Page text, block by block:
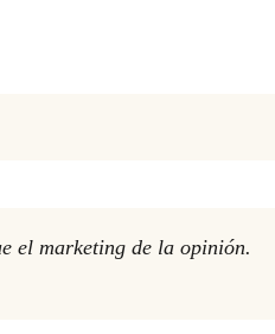
el marketing de la opinión.